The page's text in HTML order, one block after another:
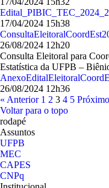
17/04/2024 15h38
26/08/2024 12h20
Consulta Eleitoral para
Estatística da UFPB –
26/08/2024 12h36
« Anterior 1 2 3 4 5
Voltar para o topo
rodapé
Assuntos
UFPB
MEC
CAPES
CNPq